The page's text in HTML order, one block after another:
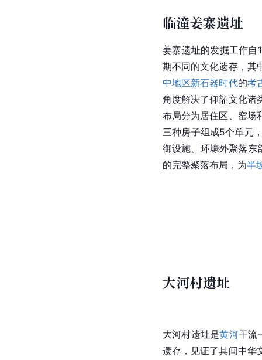
临潼姜寨遗址
姜寨遗址的发掘工作自
期不同的文化遗存，其
中地区新石器时代的考
角度解决了仰韶文化诸
布局分为居住区、窑场
三种房子组成5个单元
御设施。环壕外聚落东
的完整聚落布局，为半
大河村遗址
大河村遗址是黄河干流
遗存，见证了其间中华